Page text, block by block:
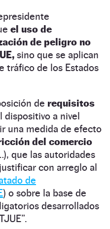
el uso de
de peligro no
sino que se aplican
tráfico de los Estados
de requisitos
dispositivo a nivel
una medida de efecto
del comercio
que las autoridades
con arreglo al
de
) o sobre la base de
desarrollados